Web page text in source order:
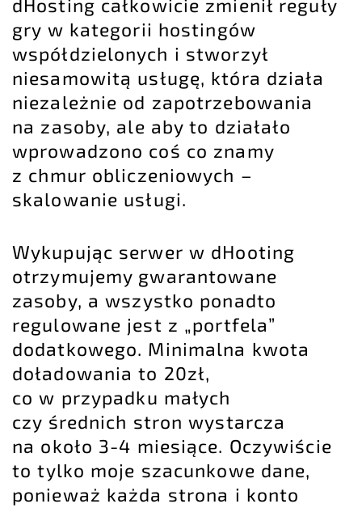
gry w kategorii hostingów
współdzielonych i stworzył
niesamowitą usługę, która działa
niezależnie od zapotrzebowania
na zasoby, ale aby to działało
wprowadzono coś co znamy
z chmur obliczeniowych –
skalowanie usługi.
Wykupując serwer w dHooting
otrzymujemy gwarantowane
zasoby, a wszystko ponadto
regulowane jest z „portfela”
dodatkowego. Minimalna kwota
doładowania to 20zł,
co w przypadku małych
czy średnich stron wystarcza
na około 3-4 miesiące. Oczywiście
to tylko moje szacunkowe dane,
ponieważ każda strona i konto